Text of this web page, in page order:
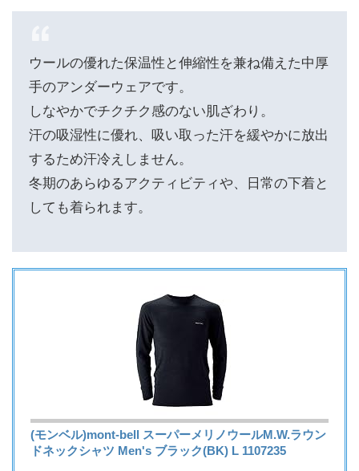
ウールの優れた保温性と伸縮性を兼ね備えた中厚
手のアンダーウェアです。
しなやかでチクチク感のない肌ざわり。
汗の吸湿性に優れ、吸い取った汗を緩やかに放出
するため汗冷えしません。
冬期のあらゆるアクティビティや、日常の下着と
しても着られます。
(モンベル)mont-bell スーパーメリノウールM.W.ラウン
ドネックシャツ Men's ブラック(BK) L 1107235